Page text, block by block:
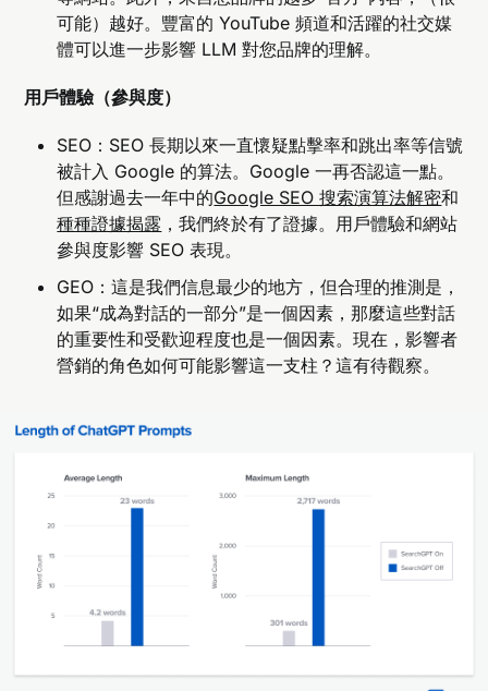
可能）越好。豐富的 YouTube 頻道和活躍的社交媒
體可以進一步影響 LLM 對您品牌的理解。
用戶體驗（參與度）
SEO：SEO 長期以來一直懷疑點擊率和跳出率等信號
被計入 Google 的算法。Google 一再否認這一點。
但感謝過去一年中的Google SEO 搜索演算法解密和
種種證據揭露 ，我們終於有了證據。用戶體驗和網站
參與度影響 SEO 表現。
GEO：這是我們信息最少的地方，但合理的推測是，
如果“成為對話的一部分”是一個因素，那麼這些對話
的重要性和受歡迎程度也是一個因素。現在，影響者
營銷的角色如何可能影響這一支柱？這有待觀察。